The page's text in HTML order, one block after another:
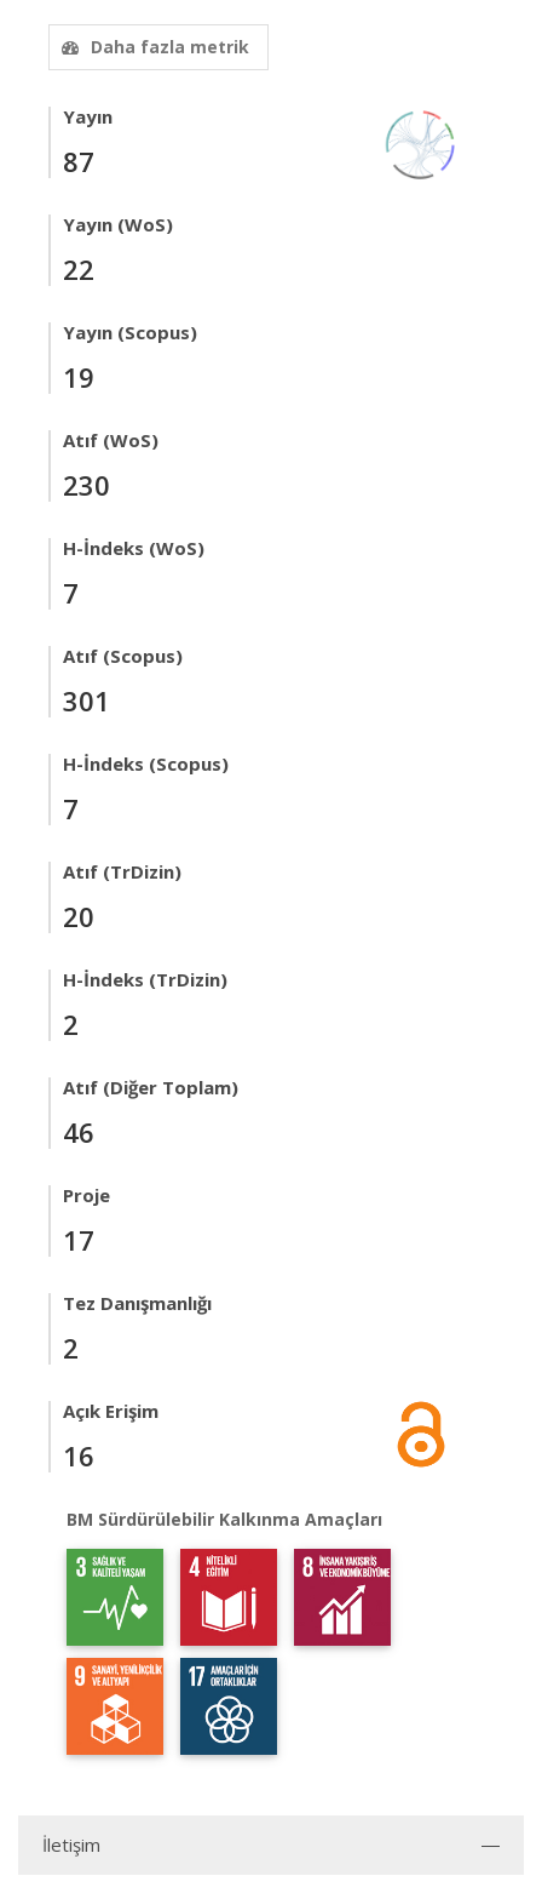
Daha fazla metrik
Yayın
87
Yayın (WoS)
22
Yayın (Scopus)
19
Atıf (WoS)
230
H-İndeks (WoS)
7
Atıf (Scopus)
301
H-İndeks (Scopus)
7
Atıf (TrDizin)
20
H-İndeks (TrDizin)
2
Atıf (Diğer Toplam)
46
Proje
17
Tez Danışmanlığı
2
Açık Erişim
16
BM Sürdürülebilir Kalkınma Amaçları
İletişim